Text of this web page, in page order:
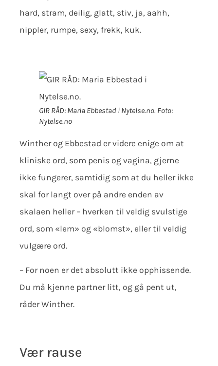
hard, stram, deilig, glatt, stiv, ja, aahh,
nippler, rumpe, sexy, frekk, kuk.
GIR RÅD: Maria Ebbestad i Nytelse.no. Foto:
Nytelse.no
Winther og Ebbestad er videre enige om at
kliniske ord, som penis og vagina, gjerne
ikke fungerer, samtidig som at du heller ikke
skal for langt over på andre enden av
skalaen heller – hverken til veldig svulstige
ord, som «lem» og «blomst», eller til veldig
vulgære ord.
– For noen er det absolutt ikke opphissende.
Du må kjenne partner litt, og gå pent ut,
råder Winther.
Vær rause